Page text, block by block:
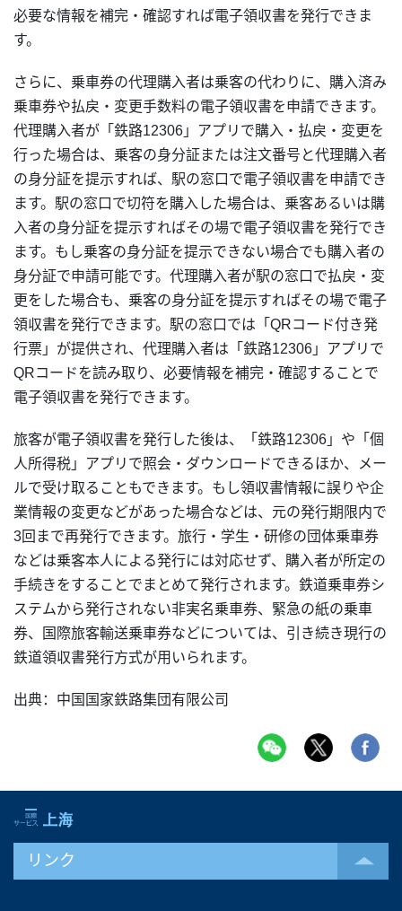
必要な情報を補完・確認すれば電子領収書を発行できま
す。
さらに、乗車券の代理購入者は乗客の代わりに、購入済み
乗車券や払戻・変更手数料の電子領収書を申請できます。
代理購入者が「鉄路12306」アプリで購入・払戻・変更を
行った場合は、乗客の身分証または注文番号と代理購入者
の身分証を提示すれば、駅の窓口で電子領収書を申請でき
ます。駅の窓口で切符を購入した場合は、乗客あるいは購
入者の身分証を提示すればその場で電子領収書を発行でき
ます。もし乗客の身分証を提示できない場合でも購入者の
身分証で申請可能です。代理購入者が駅の窓口で払戻・変
更をした場合も、乗客の身分証を提示すればその場で電子
領収書を発行できます。駅の窓口では「QRコード付き発
行票」が提供され、代理購入者は「鉄路12306」アプリで
QRコードを読み取り、必要情報を補完・確認することで
電子領収書を発行できます。
旅客が電子領収書を発行した後は、「鉄路12306」や「個
人所得税」アプリで照会・ダウンロードできるほか、メー
ルで受け取ることもできます。もし領収書情報に誤りや企
業情報の変更などがあった場合などは、元の発行期限内で
3回まで再発行できます。旅行・学生・研修の団体乗車券
などは乗客本人による発行には対応せず、購入者が所定の
手続きをすることでまとめて発行されます。鉄道乗車券シ
ステムから発行されない非実名乗車券、緊急の紙の乗車
券、国際旅客輸送乗車券などについては、引き続き現行の
鉄道領収書発行方式が用いられます。
出典：中国国家鉄路集団有限公司
リンク